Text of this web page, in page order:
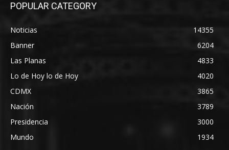
POPULAR CATEGORY
Noticias
14355
Banner
6204
Las Planas
4833
Lo de Hoy lo de Hoy
4020
CDMX
3865
Nación
3789
Presidencia
3000
Mundo
1934